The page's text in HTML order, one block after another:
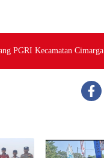
PGRI Kecamatan Cimarga